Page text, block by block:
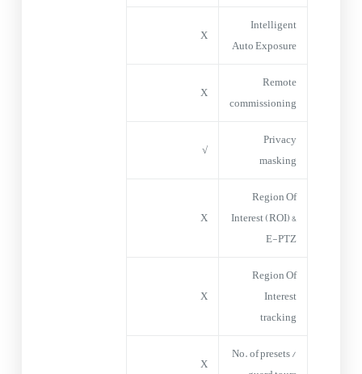
Intelligent
Auto Exposure
X
Remote
commissioning
X
Privacy
masking
√
Region Of
Interest (ROI) &
E-PTZ
X
Region Of
Interest
tracking
X
No. of presets /
X